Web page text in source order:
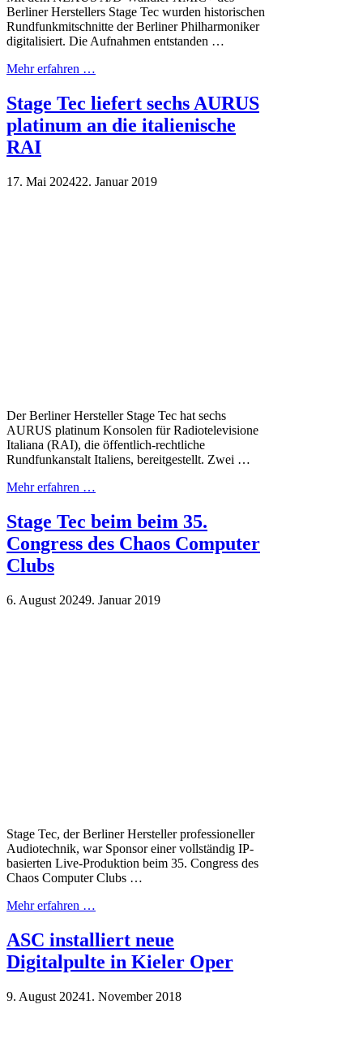
Berliner Herstellers Stage Tec wurden historischen
Rundfunkmitschnitte der Berliner Philharmoniker
digitalisiert. Die Aufnahmen entstanden …
Mehr erfahren …
Stage Tec liefert sechs AURUS
platinum an die italienische
RAI
17. Mai 202422. Januar 2019
Der Berliner Hersteller Stage Tec hat sechs
AURUS platinum Konsolen für Radiotelevisione
Italiana (RAI), die öffentlich-rechtliche
Rundfunkanstalt Italiens, bereitgestellt. Zwei …
Mehr erfahren …
Stage Tec beim beim 35.
Congress des Chaos Computer
Clubs
6. August 20249. Januar 2019
Stage Tec, der Berliner Hersteller professioneller
Audiotechnik, war Sponsor einer vollständig IP-
basierten Live-Produktion beim 35. Congress des
Chaos Computer Clubs …
Mehr erfahren …
ASC installiert neue
Digitalpulte in Kieler Oper
9. August 20241. November 2018